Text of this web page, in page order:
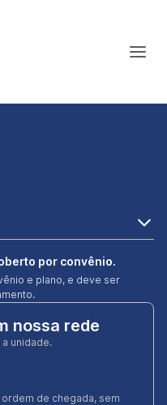
por convênio.
e plano, e deve ser
nossa rede
unidade.
de chegada, sem